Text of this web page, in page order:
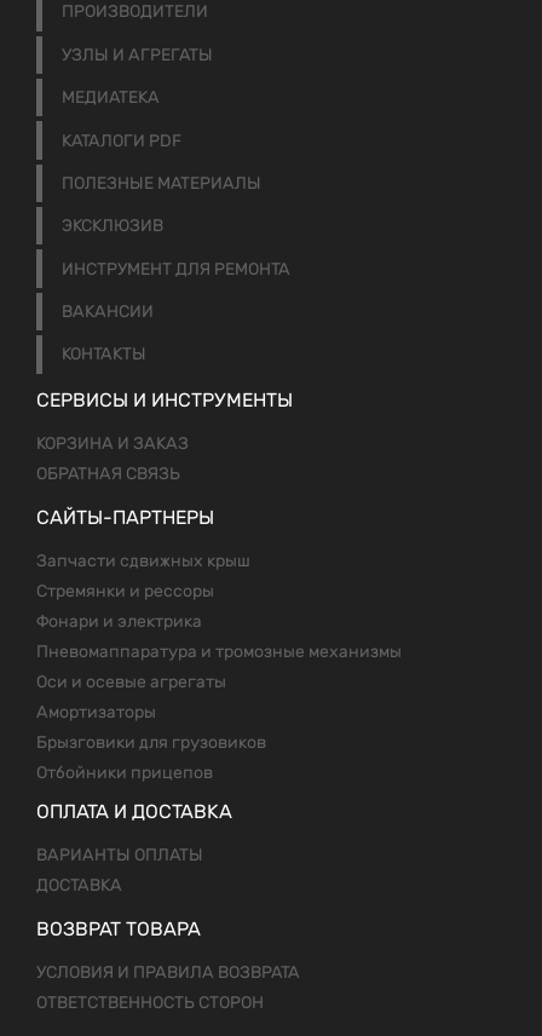
ПРОИЗВОДИТЕЛИ
УЗЛЫ И АГРЕГАТЫ
МЕДИАТЕКА
КАТАЛОГИ PDF
ПОЛЕЗНЫЕ МАТЕРИАЛЫ
ЭКСКЛЮЗИВ
ИНСТРУМЕНТ ДЛЯ РЕМОНТА
ВАКАНСИИ
КОНТАКТЫ
СЕРВИСЫ И ИНСТРУМЕНТЫ
КОРЗИНА И ЗАКАЗ
ОБРАТНАЯ СВЯЗЬ
САЙТЫ-ПАРТНЕРЫ
Запчасти сдвижных крыш
Стремянки и рессоры
Фонари и электрика
Пневомаппаратура и тромозные механизмы
Оси и осевые агрегаты
Амортизаторы
Брызговики для грузовиков
Отбойники прицепов
ОПЛАТА И ДОСТАВКА
ВАРИАНТЫ ОПЛАТЫ
ДОСТАВКА
ВОЗВРАТ ТОВАРА
УСЛОВИЯ И ПРАВИЛА ВОЗВРАТА
ОТВЕТСТВЕННОСТЬ СТОРОН